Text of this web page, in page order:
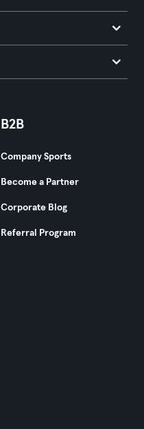
B2B
Company Sports
Become a Partner
Corporate Blog
Referral Program